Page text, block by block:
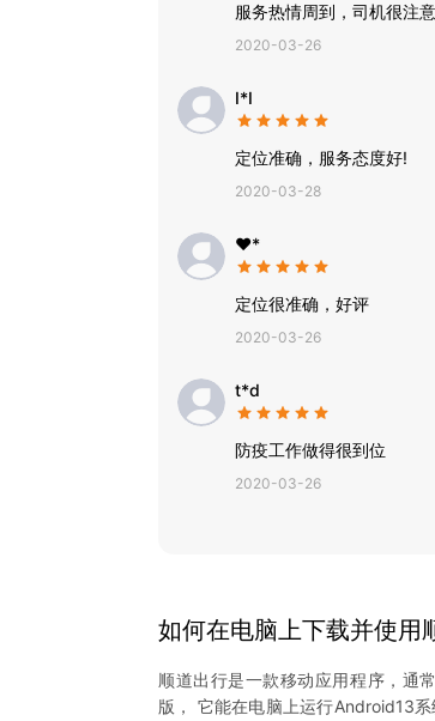
服务热情周到，司机很注
2020-03-26
I*I
定位准确，服务态度好!
2020-03-28
❤*️
定位很准确，好评
2020-03-26
t*d
防疫工作做得很到位
2020-03-26
如何在电脑上下载并使用
顺道出行是一款移动应用程序，通
版， 它能在电脑上运行Android13